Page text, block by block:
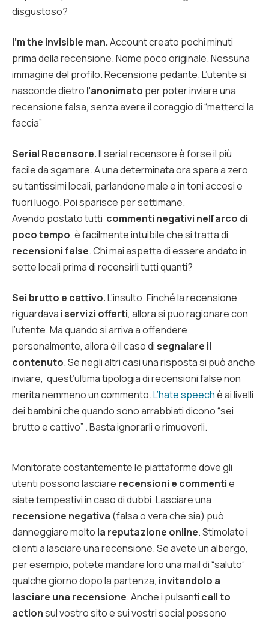
disgustoso?
I’m the invisible man.Account creato pochi minuti
prima della recensione. Nome poco originale. Nessuna
immagine del profilo. Recensione pedante. L’utente si
nasconde dietro l’anonimato per poter inviare una
recensione falsa, senza avere il coraggio di “metterci la
faccia”
Serial Recensore.Il serial recensore è forse il più
facile da sgamare. A una determinata ora spara a zero
su tantissimi locali, parlandone male e in toni accesi e
fuori luogo. Poi sparisce per settimane.
Avendo postato tutti commenti negativi nell’arco di
poco tempo, è facilmente intuibile che si tratta di
recensioni false. Chi mai aspetta di essere andato in
sette locali prima di recensirli tutti quanti?
Sei brutto e cattivo.L’insulto. Finché la recensione
riguardava iservizi offerti, allora si può ragionare con
l’utente. Ma quando si arriva a offendere
personalmente, allora è il caso disegnalare il
contenuto. Se negli altri casi una risposta si può anche
inviare, quest’ultima tipologia di recensioni false non
merita nemmeno un commento.L’hate speechè ai livelli
dei bambini che quando sono arrabbiati dicono “sei
brutto e cattivo” . Basta ignorarli e rimuoverli.
Monitorate costantemente le piattaforme dove gli
utenti possono lasciare recensioni e commentie
siate tempestivi in caso di dubbi. Lasciare una
recensione negativa (falsa o vera che sia) può
danneggiare molto la reputazione online. Stimolate i
clienti a lasciare una recensione. Se avete un albergo,
per esempio, potete mandare loro una mail di “saluto”
qualche giorno dopo la partenza, invitandolo a
lasciare una recensione. Anche i pulsanti call to
actionsul vostro sito e sui vostri social possono